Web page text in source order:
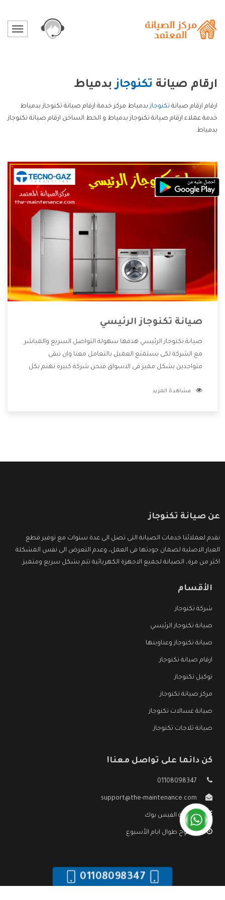
ارقام صيانة تكنوجازبدمياط
ارقام ارقام صيانة تكنوجازبدمياط مركز خدمة ارقام صيانة تكنوجاز بدمياط
خدمة عملاء ارقام صيانة تكنوجاز بدمياط و الخط الساخن ارقام صيانة تكنوجاز
بدمياط.
صيانة تكنوجاز الرئيسي
صيانة تكنوجاز الرئيسي هدفها سهولة التواصل السريع والمباشر
مع الشركة لكى يستمتع العميل بالتعامل معنا وان نبقى
متواجدين بشكل مميز فى الاسواق فنحن شركة كبيرة نهتم بكل
الشركة بها والتى تكون منها خدمة الصيانة التى تكون من أهم
مشاهدة المزيد
عن صيانة تكنوجاز
نقدم لعملائنا خدمات الصيانة التى تصل الى عدة سنوات مع توفير قطع
الغيار الاصلية لضمان جودتها فى العمل، وعدم التعرض الى نفس المشكلة
اكثر من مرة، الصيانة لجميع الاجهزة الكهربائية تتم بشكل سريع ومتميز.
الأقسام
شركة تكنوجاز
صيانة تكنوجاز الرئيسي
صيانة تكنوجاز وعناوينها
ارقام صيانة تكنوجاز
توكيل تكنوجاز
مركز صيانة تكنوجاز
صيانة غسالات تكنوجاز
صيانة ثلاجات تكنوجاز
كن دائما على تواصل معنا!
01108098347
support@the-maintenance.com
صفحة الفيس بوك
مفتوح طوال ايام الأسبوع
01108098347